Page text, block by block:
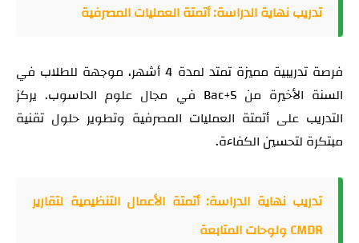
تدريب نهاية الدراسة: أتمتة العمليات المصرفية
فرصة تدريبية مميزة تمتد لمدة 4 أشهر، موجهة للطلاب في
السنة الأخيرة من Bac+5 في مجال علوم الحاسوب. يركز
التدريب على أتمتة العمليات المصرفية وتطوير حلول تقنية
مبتكرة لتحسين الكفاءة.
تدريب نهاية الدراسة: أتمتة الأعمال التنظيمية لتقارير
CMDR ولوحات المتابعة